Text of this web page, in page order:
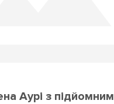
Аурі з підйомним